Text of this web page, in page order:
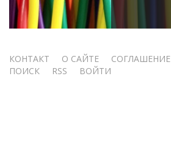
Меню
КОНТАКТ О САЙТЕ СОГЛАШЕНИЕ
ПОИСК
RSS ВОЙТИ